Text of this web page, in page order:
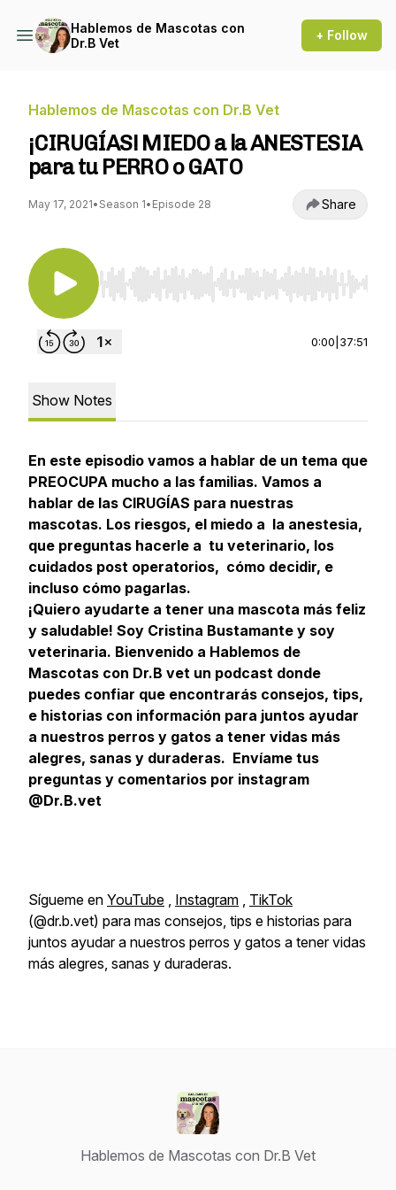
Hablemos de Mascotas con
Dr.B Vet
+ Follow
Hablemos de Mascotas con Dr.B Vet
¡CIRUGÍAS! MIEDO a la ANESTESIA
para tu PERRO o GATO
May 17, 2021• Season 1• Episode 28 Share
Use Left/Right to seek, Home/End to jump to
0:00 37:51
Show Notes
En este episodio vamos a hablar de un tema que
PREOCUPA mucho a las familias. Vamos a
hablar de las CIRUGÍAS para nuestras
mascotas. Los riesgos, el miedo a la anestesia,
que preguntas hacerle a tu veterinario, los
cuidados post operatorios, cómo decidir, e
incluso cómo pagarlas.
¡Quiero ayudarte a tener una mascota más feliz
y saludable! Soy Cristina Bustamante y soy
veterinaria. Bienvenido a Hablemos de
Mascotas con Dr.B vet un podcast donde
puedes confiar que encontrarás consejos, tips,
e historias con información para juntos ayudar
a nuestros perros y gatos a tener vidas más
alegres, sanas y duraderas. Envíame tus
preguntas y comentarios por instagram
@Dr.B.vet
Sígueme en YouTube , Instagram , TikTok
(@dr.b.vet) para mas consejos, tips e historias para
juntos ayudar a nuestros perros y gatos a tener vidas
más alegres, sanas y duraderas.
Hablemos de Mascotas con Dr.B Vet